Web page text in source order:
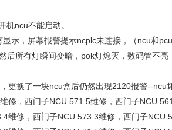
机ncu不能启动。
示，屏幕报警提示ncplc未连接，（ncu和pcu
后所有灯瞬间变暗，pok灯熄灭，数码管不亮
更换了一块ncu盒后仍然出现2120报警--ncu
修，西门子NCU 571.5维修，西门子NCU
维修，西门子NCU 573.3维修，西门子NCU